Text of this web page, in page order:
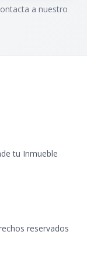
a nuestro
tu Inmueble
reservados